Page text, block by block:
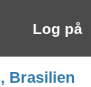
Log på
Brasilien